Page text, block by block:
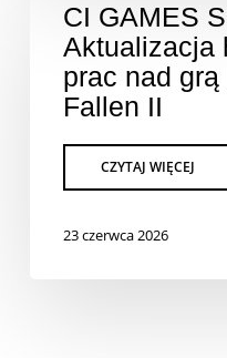
CI GAMES
Aktualizacja
prac nad
Fallen II
23 czerwca 2026